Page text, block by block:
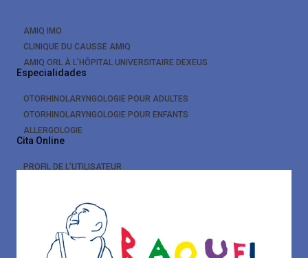
AMIQ IMO
CLINIQUE DU CAUSSE AMIQ
AMIQ ORL À L’HÔPITAL UNIVERSITAIRE DEXEUS
Especialidades
OTORHINOLARYNGOLOGIE POUR ADULTES
OTORHINOLARYNGOLOGIE POUR ENFANTS
ALLERGOLOGIE
Cita Online
PROFIL DE L’UTILISATEUR